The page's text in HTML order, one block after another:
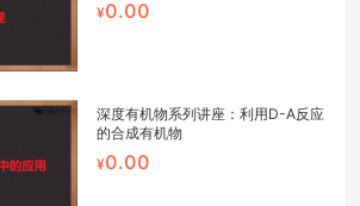
0.00
深度有机物系列讲座：利用D-A反应
的合成有机物
0.00